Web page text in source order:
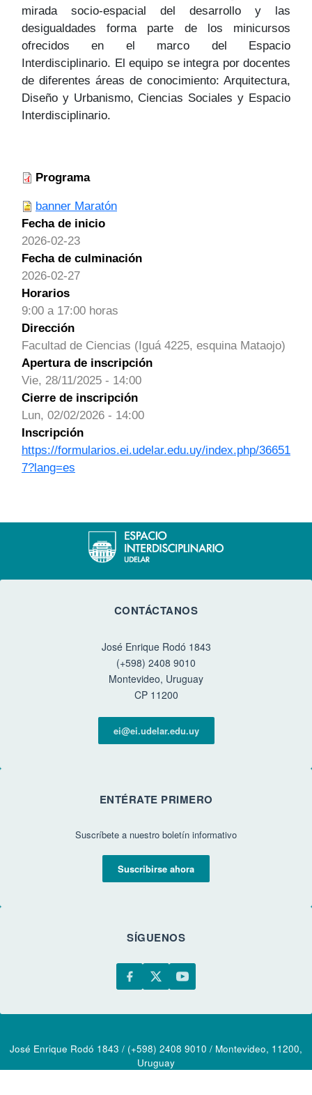
mirada socio-espacial del desarrollo y las
desigualdades forma parte de los minicursos
ofrecidos en el marco del Espacio
Interdisciplinario. El equipo se integra por docentes
de diferentes áreas de conocimiento: Arquitectura,
Diseño y Urbanismo, Ciencias Sociales y Espacio
Interdisciplinario.
Programa
banner Maratón
Fecha de inicio
2026-02-23
Fecha de culminación
2026-02-27
Horarios
9:00 a 17:00 horas
Dirección
Facultad de Ciencias (Iguá 4225, esquina Mataojo)
Apertura de inscripción
Vie, 28/11/2025 - 14:00
Cierre de inscripción
Lun, 02/02/2026 - 14:00
Inscripción
https://formularios.ei.udelar.edu.uy/index.php/36651
7?lang=es
CONTÁCTANOS
José Enrique Rodó 1843
(+598) 2408 9010
Montevideo, Uruguay
CP 11200
ei@ei.udelar.edu.uy
ENTÉRATE PRIMERO
Suscríbete a nuestro boletín informativo
Suscribirse ahora
SÍGUENOS
José Enrique Rodó 1843 / (+598) 2408 9010 / Montevideo, 11200,
Uruguay